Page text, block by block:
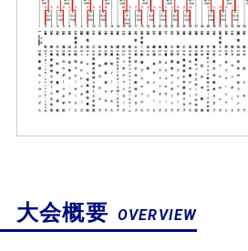
大会概要 OVERVIEW